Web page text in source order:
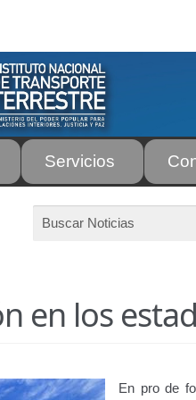
Servicios
Autorización para la
Público de
Licencia para Conducir –
en los
En pro de